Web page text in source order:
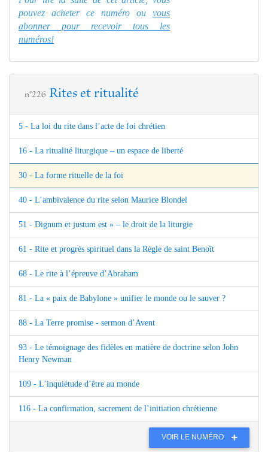
pouvez acheter ce numéro ou vous
abonner pour recevoir tous les
numéros!
n°226 Rites et ritualité
5 - La loi du rite dans l’acte de foi chrétien
16 - La ritualité liturgique – un espace de liberté
30 - La forme rituelle de la foi
40 - L’ambivalence du rite selon Maurice Blondel
51 - Dignum et justum est » – le droit de la liturgie
61 - Rite et progrès spirituel dans la Règle de saint Benoît
68 - Le rite à l’épreuve d’Abraham
81 - La « paix de Babylone » unifier le monde ou le sauver ?
88 - La Terre promise - sermon d’Avent
93 - Le témoignage des fidèles en matière de doctrine selon John
Henry Newman
109 - L’inquiétude d’être au monde
116 - La confirmation, sacrement de l’initiation chrétienne
VOIR LE NUMÉRO